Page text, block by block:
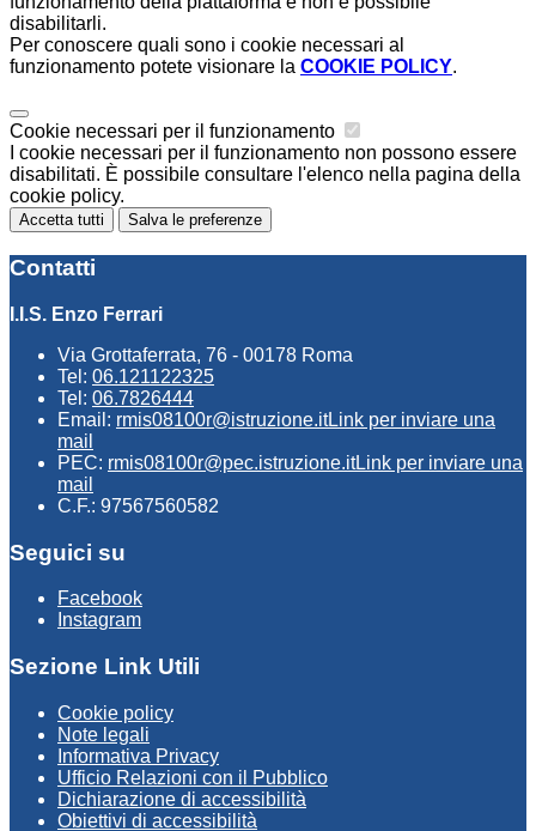
disabilitarli.
Per conoscere quali sono i cookie necessari al
funzionamento potete visionare la COOKIE POLICY.
Cookie necessari per il funzionamento
I cookie necessari per il funzionamento non possono essere
disabilitati. È possibile consultare l'elenco nella pagina della
cookie policy.
Accetta tutti Salva le preferenze
Contatti
I.I.S. Enzo Ferrari
Via Grottaferrata, 76 - 00178 Roma
Tel: 06.121122325
Tel: 06.7826444
Email: rmis08100r@istruzione.itLink per inviare una
mail
PEC: rmis08100r@pec.istruzione.itLink per inviare una
mail
C.F.: 97567560582
Seguici su
Facebook
Instagram
Sezione Link Utili
Cookie policy
Note legali
Informativa Privacy
Ufficio Relazioni con il Pubblico
Dichiarazione di accessibilità
Obiettivi di accessibilità